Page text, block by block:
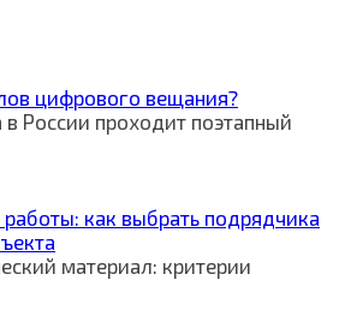
цифрового вещания?
в России проходит поэтапный
как выбрать подрядчика
материал: критерии